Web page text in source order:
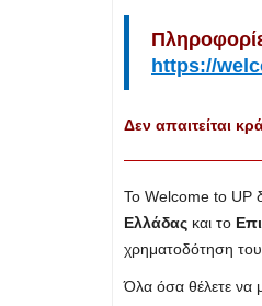
https://
Δεν απαιτείται
To Welcome to UP
Ελλάδας και το
χρηματοδότηση του
Όλα όσα θέλετε να